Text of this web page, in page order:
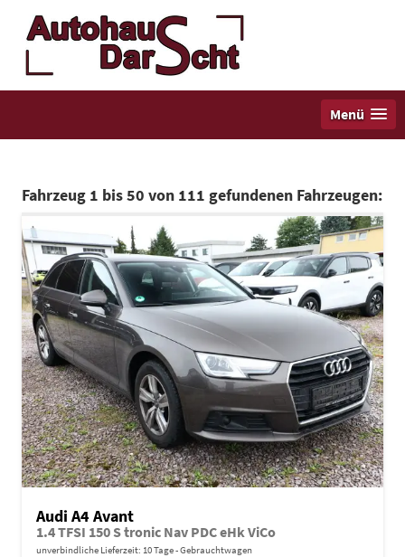
Menü
Fahrzeug 1 bis 50 von 111 gefundenen Fahrzeugen:
Audi A4 Avant
1.4 TFSI 150 S tronic Nav PDC eHk ViCo
unverbindliche Lieferzeit: 10 Tage Gebrauchtwagen